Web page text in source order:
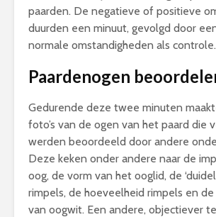
paarden. De negatieve of positieve
duurden een minuut, gevolgd door
normale omstandigheden als controle.
Paardenogen
Gedurende deze twee minuten
foto’s van de ogen van het paard die
werden beoordeeld door andere
Deze keken onder andere naar de
oog, de vorm van het ooglid, de
rimpels, de hoeveelheid rimpels en
van oogwit. Een andere, objectiever